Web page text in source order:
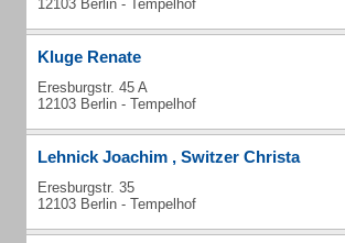
12103 Berlin - Tempelhof
Kluge Renate
Eresburgstr. 45 A
12103 Berlin - Tempelhof
Lehnick Joachim , Switzer Christa
Eresburgstr. 35
12103 Berlin - Tempelhof